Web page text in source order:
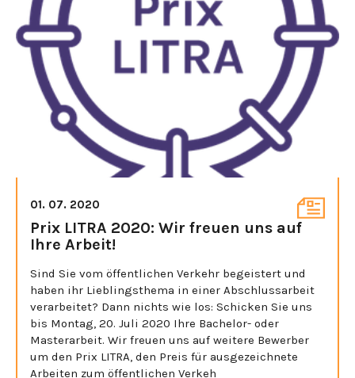
01. 07. 2020
Prix LITRA 2020: Wir freuen uns auf
Ihre Arbeit!
Sind Sie vom öffentlichen Verkehr begeistert und
haben ihr Lieblingsthema in einer Abschlussarbeit
verarbeitet? Dann nichts wie los: Schicken Sie uns
bis Montag, 20. Juli 2020 Ihre Bachelor- oder
Masterarbeit. Wir freuen uns auf weitere Bewerber
um den Prix LITRA, den Preis für ausgezeichnete
Arbeiten zum öffentlichen Verkeh